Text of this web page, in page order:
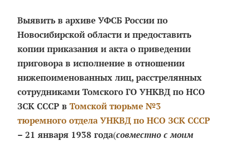
Выявить в архиве УФСБ России по
Новосибирской области и предоставить
копии приказания и акта о приведении
приговора в исполнение в отношении
нижепоименованных лиц, расстрелянных
сотрудниками Томского ГО УНКВД по НСО
ЗСК СССР вТомской тюрьме №3
тюремного отдела УНКВД по НСО ЗСК СССР
– 21 января 1938 года(совместно с моим